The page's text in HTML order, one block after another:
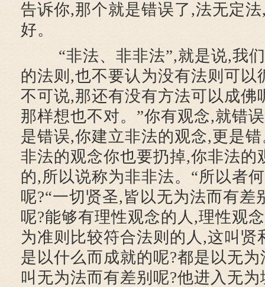
告诉你,那个就是错误了,法无定
好。
“非法、非非法”,就是说,我们
的法则,也不要认为没有法则可以
不可说,那还有没有方法可以成佛
那样想也不对。”你有观念,就错
是错误,你建立非法的观念,更是
非法的观念你也要扔掉,你非法的
的,所以说称为非非法。“所以者
呢?“一切贤圣,皆以无为法而有差
呢?能够有理性观念的人,理性观
为准则比较符合法则的人,这叫贤
是以什么而成就的呢?都是以无
叫无为法而有差别呢?他进入无